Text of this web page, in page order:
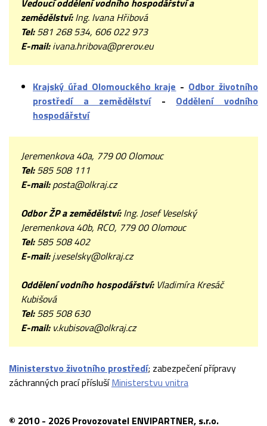
Vedoucí oddělení vodního hospodářství a
zemědělství:Ing. Ivana Hřibová
Tel:581 268 534, 606 022 973
E-mail:ivana.hribova@prerov.eu
Krajský úřad Olomouckého kraje - Odbor životního
prostředí a zemědělství- Oddělení vodního
hospodářství
Jeremenkova 40a, 779 00 Olomouc
Tel:585 508 111
E-mail:posta@olkraj.cz
Odbor ŽP a zemědělství:Ing. Josef Veselský
Jeremenkova 40b, RCO, 779 00 Olomouc
Tel:585 508 402
E-mail:j.veselsky@olkraj.cz
Oddělenívodního hospodářství: Vladimíra Kresáč
Kubišová
Tel:585 508 630
E-mail:v.kubisova@olkraj.cz
Ministerstvo životního prostředí; zabezpečení přípravy
záchranných prací příslušíMinisterstvu vnitra
© 2010 - 2026 Provozovatel ENVIPARTNER, s.r.o.